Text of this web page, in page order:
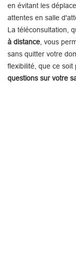
en évitant les
attentes en salle
La téléconsultation,
à distance , vous
sans quitter votre
flexibilité, que ce
questions sur votre